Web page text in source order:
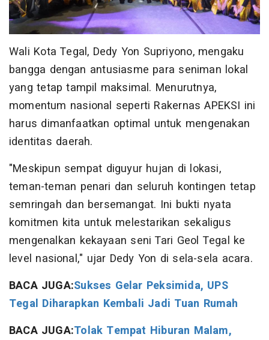
Wali Kota Tegal, Dedy Yon Supriyono, mengaku
bangga dengan antusiasme para seniman lokal
yang tetap tampil maksimal. Menurutnya,
momentum nasional seperti Rakernas APEKSI ini
harus dimanfaatkan optimal untuk mengenakan
identitas daerah.
"Meskipun sempat diguyur hujan di lokasi,
teman-teman penari dan seluruh kontingen tetap
semringah dan bersemangat. Ini bukti nyata
komitmen kita untuk melestarikan sekaligus
mengenalkan kekayaan seni Tari Geol Tegal ke
level nasional," ujar Dedy Yon di sela-sela acara.
BACA JUGA:Sukses Gelar Peksimida, UPS
Tegal Diharapkan Kembali Jadi Tuan Rumah
BACA JUGA:Tolak Tempat Hiburan Malam,